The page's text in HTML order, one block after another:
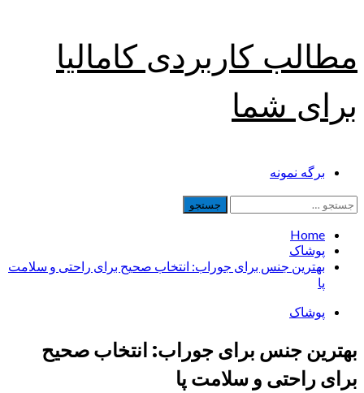
to
content
مطالب کاربردی کامالیا
برای شما
Primaryبرگه نمونه
جستجو
برای:
Home
پوشاک
بهترین جنس برای جوراب: انتخاب صحیح برای راحتی و سلامت
پا
پوشاک
بهترین جنس برای جوراب: انتخاب صحیح
برای راحتی و سلامت پا